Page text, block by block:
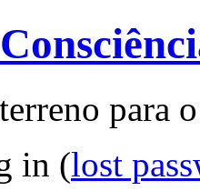
para
in (lost